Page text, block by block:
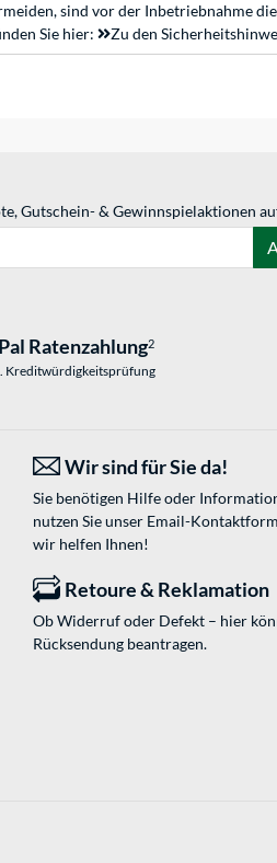
sind vor der Inbetriebnahme
Sie hier:
Zu den
Gutschein- & Gewinnspielaktionen
Ratenzahlung2
Kreditwürdigkeitsprüfung
Wir sind für Sie da!
Sie benötigen Hilfe oder
nutzen Sie unser Email-
wir helfen Ihnen!
Retoure & Reklamation
Ob Widerruf oder Defekt – hier
Rücksendung beantragen.